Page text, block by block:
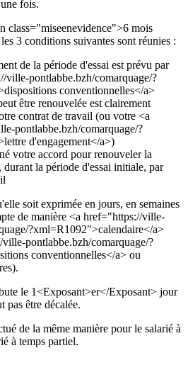
fois.
class="miseenevidence">6 mois
3 conditions suivantes sont réunies :
de la période d'essai est prévu par
ville-pontlabbe.bzh/comarquage/?
conventionnelles</a>
être renouvelée est clairement
contrat de travail (ou votre <a
pontlabbe.bzh/comarquage/?
d'engagement</a>)
votre accord pour renouveler la
durant la période d'essai initiale, par
soit exprimée en jours, en semaines
de manière <a href="https://ville-
?xml=R1092">calendaire</a>
pontlabbe.bzh/comarquage/?
conventionnelles</a> ou
le 1<Exposant>er</Exposant> jour
pas être décalée.
de la même manière pour le salarié à
à temps partiel.